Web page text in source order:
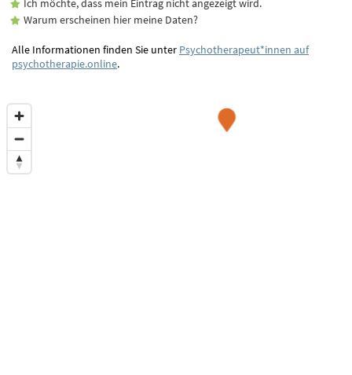
Warum erscheinen hier meine Daten?
Alle Informationen finden Sie unter Psychotherapeut*innen auf
psychotherapie.online.